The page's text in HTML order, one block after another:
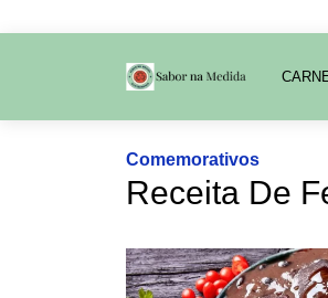
Comemorativos
Receita De